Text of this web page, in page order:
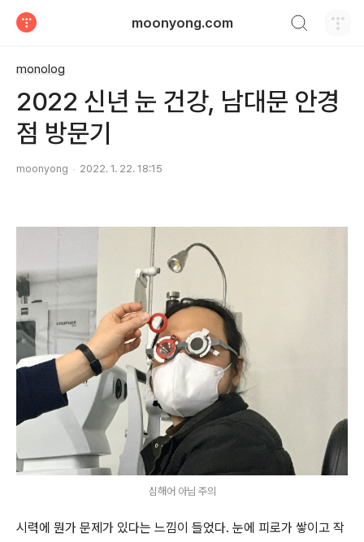
moonyong.com
monolog
2022 신년 눈 건강, 남대문 안경
점 방문기
moonyong 2022. 1. 22. 18:15
심해어 아님 주의
시력에 뭔가 문제가 있다는 느낌이 들었다. 눈에 피로가 쌓이고 작